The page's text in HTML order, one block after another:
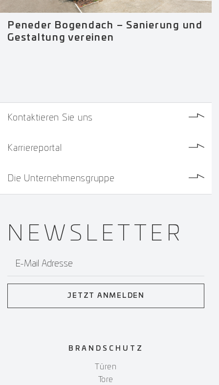
Peneder Bogendach – Sanierung und
Gestaltung vereinen
Kontaktieren Sie uns
Karriereportal
Die Unternehmensgruppe
NEWS­ LETTER
E-Mail Adresse
JETZT ANMELDEN
BRANDSCHUTZ
Türen
Tore